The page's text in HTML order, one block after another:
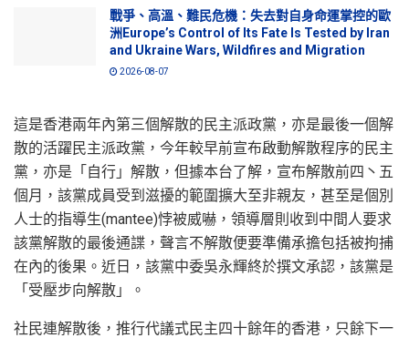
戰爭、高溫、難民危機：失去對自身命運掌控的歐
洲Europe’s Control of Its Fate Is Tested by Iran
and Ukraine Wars, Wildfires and Migration
2026-08-07
這是香港兩年內第三個解散的民主派政黨，亦是最後一個解
散的活躍民主派政黨，今年較早前宣布啟動解散程序的民主
黨，亦是「自行」解散，但據本台了解，宣布解散前四丶五
個月，該黨成員受到滋擾的範圍擴大至非親友，甚至是個別
人士的指導生(mantee)悖被威嚇，領導層則收到中間人要求
該黨解散的最後通諜，聲言不解散便要準備承擔包括被拘捕
在內的後果。近日，該黨中委吳永輝終於撰文承認，該黨是
「受壓步向解散」。
社民連解散後，推行代議式民主四十餘年的香港，只餘下一